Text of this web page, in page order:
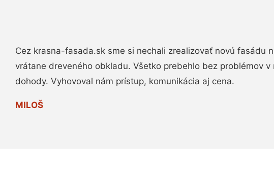
Cez krasna-fasada.sk sme si nechali zrealizovať novú fasádu
vrátane dreveného obkladu. Všetko prebehlo bez problémov v
dohody. Vyhovoval nám prístup, komunikácia aj cena.
MILOŠ